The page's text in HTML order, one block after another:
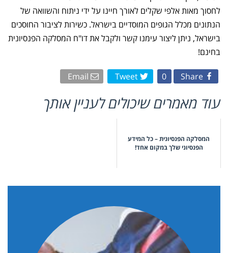
לחסוך מאות אלפי שקלים לאורך חיינו על ידי ניתוח והשוואה של
הנתונים מכלל הגופים המוסדיים בישראל. כשירות לציבור החוסכים
בישראל, ניתן ליצור עימנו קשר ולקבל את דו"ח המסלקה הפנסיונית
בחינם!
Share
0
Tweet
Email
עוד מאמרים שיכולים לעניין אותך
המסלקה הפנסיונית – כל המידע
הפנסיוני שלך במקום אחד!